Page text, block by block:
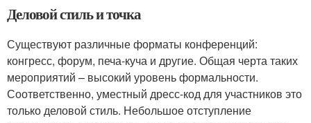
Деловой стиль и точка
Существуют различные форматы конференций:
конгресс, форум, печа-куча и другие. Общая черта таких
мероприятий – высокий уровень формальности.
Соответственно, уместный дресс-код для участников это
только деловой стиль. Небольшое отступление